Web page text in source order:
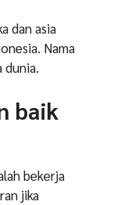
dan asia
Nama
dunia.
baik
bekerja
jika